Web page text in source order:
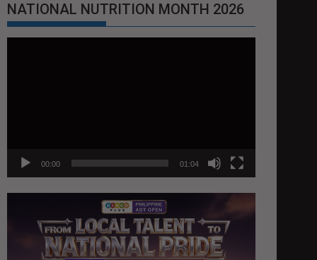
NATIONAL NUTRITION MONTH 2026
00:00 01:04